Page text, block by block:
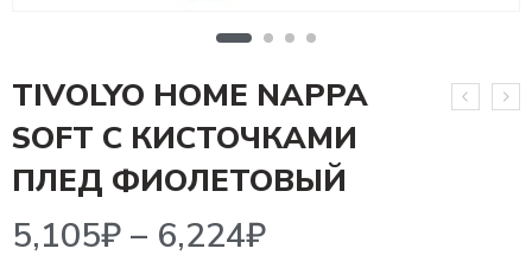
TIVOLYO HOME NAPPA
SOFT С КИСТОЧКАМИ
ПЛЕД ФИОЛЕТОВЫЙ
5,105₽ –6,224₽